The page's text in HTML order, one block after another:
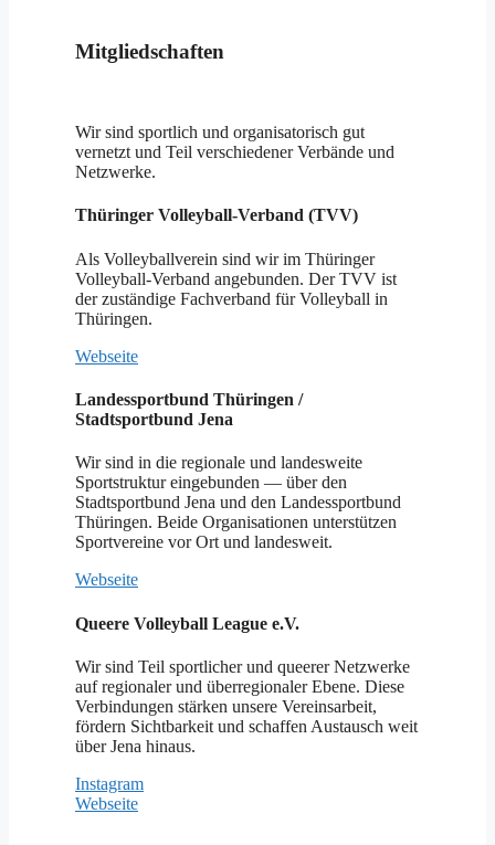
Mitgliedschaften
Wir sind sportlich und organisatorisch gut
vernetzt und Teil verschiedener Verbände und
Netzwerke.
Thüringer Volleyball-Verband (TVV)
Als Volleyballverein sind wir im Thüringer
Volleyball-Verband angebunden. Der TVV ist
der zuständige Fachverband für Volleyball in
Thüringen.
Webseite
Landessportbund Thüringen /
Stadtsportbund Jena
Wir sind in die regionale und landesweite
Sportstruktur eingebunden — über den
Stadtsportbund Jena und den Landessportbund
Thüringen. Beide Organisationen unterstützen
Sportvereine vor Ort und landesweit.
Webseite
Queere Volleyball League e.V.
Wir sind Teil sportlicher und queerer Netzwerke
auf regionaler und überregionaler Ebene. Diese
Verbindungen stärken unsere Vereinsarbeit,
fördern Sichtbarkeit und schaffen Austausch weit
über Jena hinaus.
Instagram
Webseite